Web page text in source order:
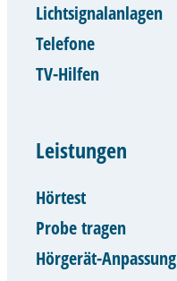
Lichtsignalanlagen
Telefone
TV-Hilfen
Leistungen
Hörtest
Probe tragen
Hörgerät-Anpassung